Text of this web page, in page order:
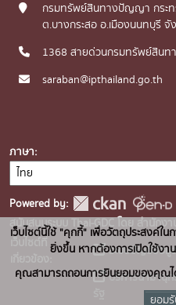
กรมทรัพย์สินทางปัญญา กระ
ต.บางกระสอ อ.เมืองนนทบุรี
1368 สายด่วนกรมทรัพย์สิน
saraban@ipthailand.go.th
ภาษา
Powered by:
สนับสนุนระบบ Thai-GDC โดย สำนักงา
ระบบบัญชีข้อมู
บริการนามานุ
เว็บไซต์นี้ใช้ "คุกกี้" เพื่อวัตถุประสงค์ใ
ยิ่งขึ้น หากต้องการเปิดใช้ง
คุณสามารถถอนการยินยอมของคุณไ
ยอม